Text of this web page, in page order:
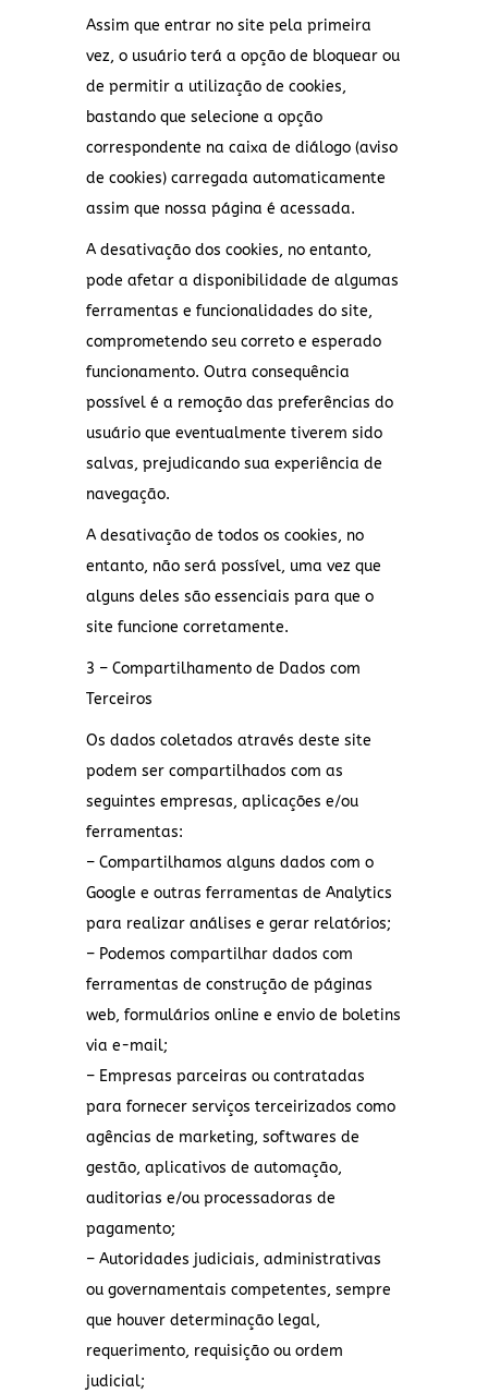
Assim que entrar no site pela primeira
vez, o usuário terá a opção de bloquear ou
de permitir a utilização de cookies,
bastando que selecione a opção
correspondente na caixa de diálogo (aviso
de cookies) carregada automaticamente
assim que nossa página é acessada.
A desativação dos cookies, no entanto,
pode afetar a disponibilidade de algumas
ferramentas e funcionalidades do site,
comprometendo seu correto e esperado
funcionamento. Outra consequência
possível é a remoção das preferências do
usuário que eventualmente tiverem sido
salvas, prejudicando sua experiência de
navegação.
A desativação de todos os cookies, no
entanto, não será possível, uma vez que
alguns deles são essenciais para que o
site funcione corretamente.
3 – Compartilhamento de Dados com
Terceiros
Os dados coletados através deste site
podem ser compartilhados com as
seguintes empresas, aplicações e/ou
ferramentas:
– Compartilhamos alguns dados com o
Google e outras ferramentas de Analytics
para realizar análises e gerar relatórios;
– Podemos compartilhar dados com
ferramentas de construção de páginas
web, formulários online e envio de boletins
via e-mail;
– Empresas parceiras ou contratadas
para fornecer serviços terceirizados como
agências de marketing, softwares de
gestão, aplicativos de automação,
auditorias e/ou processadoras de
pagamento;
– Autoridades judiciais, administrativas
ou governamentais competentes, sempre
que houver determinação legal,
requerimento, requisição ou ordem
judicial;